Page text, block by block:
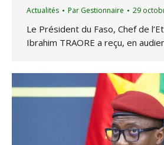
Actualités Par Gestionnaire 29
Le Président du Faso, Chef de
Ibrahim TRAORE a reçu, en